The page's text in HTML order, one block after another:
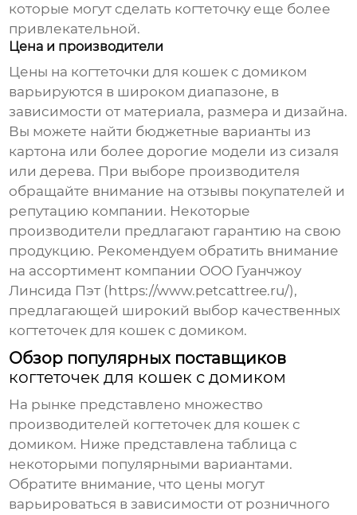
которые могут сделать когтеточку еще более
привлекательной.
Цена и производители
Цены на когтеточки для кошек с домиком
варьируются в широком диапазоне, в
зависимости от материала, размера и дизайна.
Вы можете найти бюджетные варианты из
картона или более дорогие модели из сизаля
или дерева. При выборе производителя
обращайте внимание на отзывы покупателей и
репутацию компании. Некоторые
производители предлагают гарантию на свою
продукцию. Рекомендуем обратить внимание
на ассортимент компании ООО Гуанчжоу
Линсида Пэт ( https://www.petcattree.ru/),
предлагающей широкий выбор качественных
когтеточек для кошек с домиком.
Обзор популярных поставщиков
когтеточек для кошек с домиком
На рынке представлено множество
производителей когтеточек для кошек с
домиком. Ниже представлена таблица с
некоторыми популярными вариантами.
Обратите внимание, что цены могут
варьироваться в зависимости от розничного